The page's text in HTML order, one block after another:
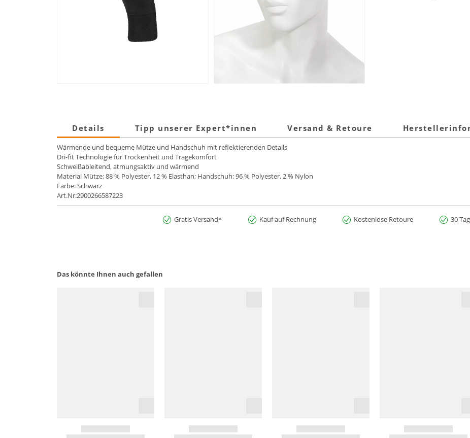
Details Tipp unserer Expert*innen Versand & Retoure
Wärmende und bequeme Mütze und Handschuh mit reflektierenden Details
Dri-fit Technologie für Trockenheit und Tragekomfort
Schweißableitend, atmungsaktiv und wärmend
Material Mütze: 88 % Polyester, 12 % Elasthan; Handschuh: 96 % Polyester, 2 % Nylon
Farbe: Schwarz
Art.Nr:2900266587223
Gratis Versand* Kauf auf Rechnung Kostenlose Retoure 30
Das könnte Ihnen auch gefallen